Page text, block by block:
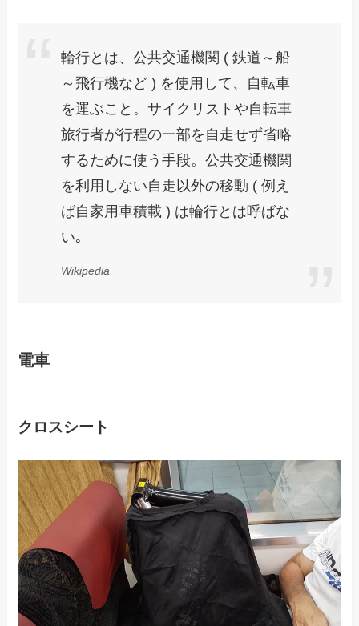
輪行とは、公共交通機関 ( 鉄道～船
～飛行機など ) を使用して、自転車
を運ぶこと。サイクリストや自転車
旅行者が行程の一部を自走せず省略
するために使う手段。公共交通機関
を利用しない自走以外の移動 ( 例え
ば自家用車積載 ) は輪行とは呼ばな
い｡
Wikipedia
電車
クロスシート